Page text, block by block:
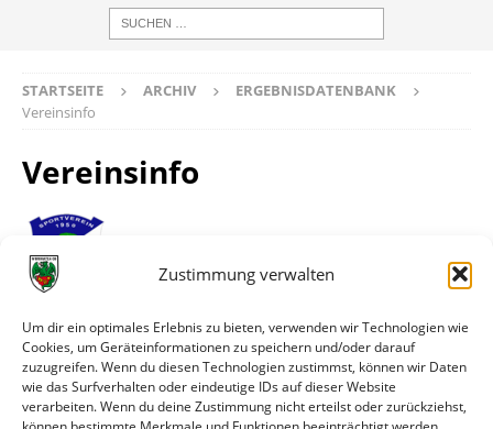
Zustimmung verwalten
Um dir ein optimales Erlebnis zu bieten, verwenden wir Technologien wie
Cookies, um Geräteinformationen zu speichern und/oder darauf
zuzugreifen. Wenn du diesen Technologien zustimmst, können wir Daten
wie das Surfverhalten oder eindeutige IDs auf dieser Website
verarbeiten. Wenn du deine Zustimmung nicht erteilst oder zurückziehst,
STARTSEITE ARCHIV
ERGEBNISDATENBANK
Vereinsinfo
Vereinsinfo
SV Büchelberg
Homepage
https://svbuechelberg.de
Ort
Büchelberg